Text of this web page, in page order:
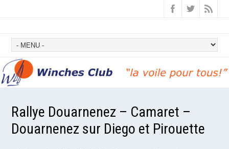
Rallye Douarnenez – Camaret –
Douarnenez sur Diego et Pirouette